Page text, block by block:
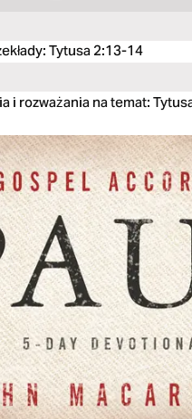
:Tytusa 2:13-14
i rozważania na temat: